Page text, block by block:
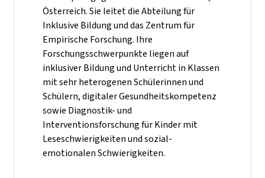
Österreich. Sie leitet die Abteilung für
Inklusive Bildung und das Zentrum für
Empirische Forschung. Ihre
Forschungsschwerpunkte liegen auf
inklusiver Bildung und Unterricht in Klassen
mit sehr heterogenen Schülerinnen und
Schülern, digitaler Gesundheitskompetenz
sowie Diagnostik- und
Interventionsforschung für Kinder mit
Leseschwierigkeiten und sozial-
emotionalen Schwierigkeiten.